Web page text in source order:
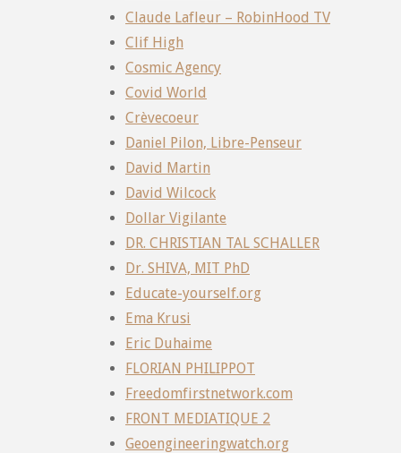
Claude Lafleur – RobinHood TV
Clif High
Cosmic Agency
Covid World
Crèvecoeur
Daniel Pilon, Libre-Penseur
David Martin
David Wilcock
Dollar Vigilante
DR. CHRISTIAN TAL SCHALLER
Dr. SHIVA, MIT PhD
Educate-yourself.org
Ema Krusi
Eric Duhaime
FLORIAN PHILIPPOT
Freedomfirstnetwork.com
FRONT MEDIATIQUE 2
Geoengineeringwatch.org